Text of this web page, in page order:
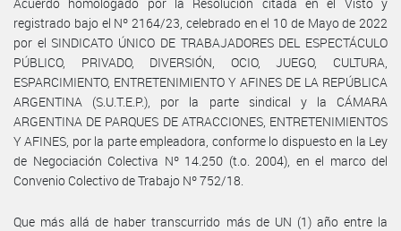
registrado bajo el Nº 2164/23, celebrado en el 10 de Mayo de 2022
por el SINDICATO ÚNICO DE TRABAJADORES DEL ESPECTÁCULO
PÚBLICO, PRIVADO, DIVERSIÓN, OCIO, JUEGO, CULTURA,
ESPARCIMIENTO, ENTRETENIMIENTO Y AFINES DE LA REPÚBLICA
ARGENTINA (S.U.T.E.P.), por la parte sindical y la CÁMARA
ARGENTINA DE PARQUES DE ATRACCIONES, ENTRETENIMIENTOS
Y AFINES, por la parte empleadora, conforme lo dispuesto en la Ley
de Negociación Colectiva Nº 14.250 (t.o. 2004), en el marco del
Convenio Colectivo de Trabajo Nº 752/18.
Que más allá de haber transcurrido más de UN (1) año entre la